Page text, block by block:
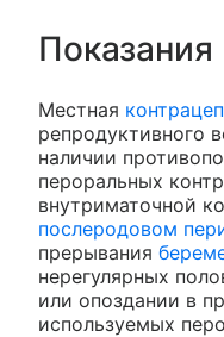
Показания
Местная
репродуктивного
наличии
пероральных
внутриматочной
послеродовом
прерывания
нерегулярных
или опоздании в
используемых